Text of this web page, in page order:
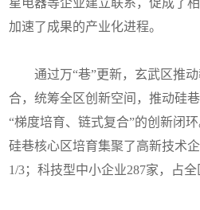
星电器等企业建立联系，促成了
加速了成果的产业化进程。
通过万“巷”更新，玄武区推
合，统筹全区创新空间，推动硅
“梯度培育、链式复合”的创新闭
硅巷核心区培育集聚了高新技术
1/3；科技型中小企业287家，占全